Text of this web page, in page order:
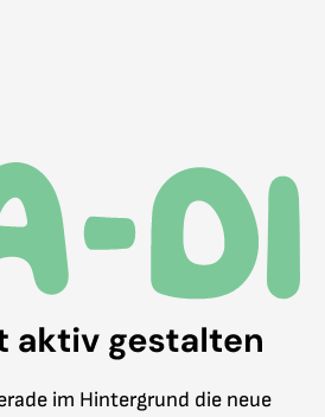
im Hintergrund die neue